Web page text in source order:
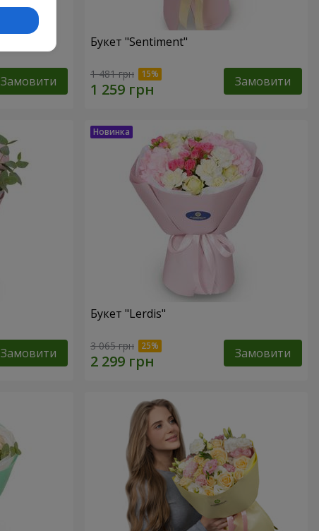
Замовити
Букет "Sentiment"
1 481 грн Замовити
Замовити
Букет "Lerdis"
3 065 грн Замовити